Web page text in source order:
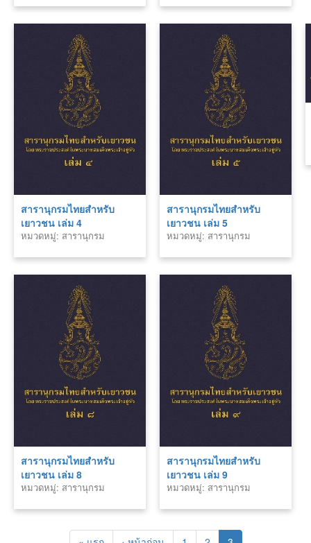
สารานุกรมไทยสำหรับ
เยาวชน เล่ม 4
หมวดหมู่: สารานุกรม
สารานุกรมไทยสำหรับ
เยาวชน เล่ม 5
หมวดหมู่: สารานุกรม
สารานุกรมไทยสำหรับ
เยาวชน เล่ม 8
หมวดหมู่: สารานุกรม
สารานุกรมไทยสำหรับ
เยาวชน เล่ม 9
หมวดหมู่: สารานุกรม